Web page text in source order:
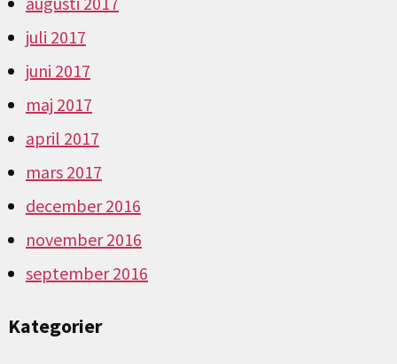
juli 2017
juni 2017
maj 2017
april 2017
mars 2017
december 2016
november 2016
september 2016
Kategorier